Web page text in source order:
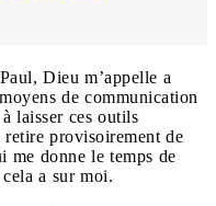
Dieu m’appelle a
de communication
laisser ces outils
provisoirement de
me donne le temps de
a sur moi.